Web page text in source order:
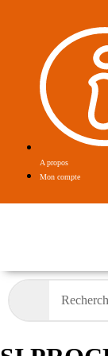
A propos
Mon compte